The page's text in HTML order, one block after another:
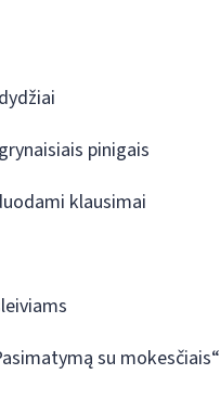
pinigais
klausimai
su mokesčiais“